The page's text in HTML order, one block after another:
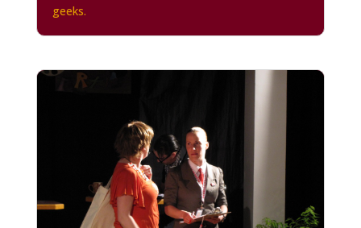
geeks.